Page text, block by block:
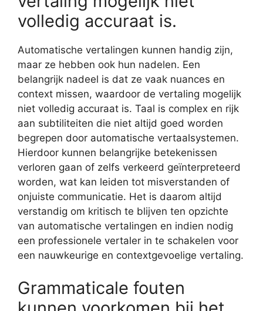
volledig accuraat is.
Automatische vertalingen kunnen handig zijn,
maar ze hebben ook hun nadelen. Een
belangrijk nadeel is dat ze vaak nuances en
context missen, waardoor de vertaling mogelijk
niet volledig accuraat is. Taal is complex en rijk
aan subtiliteiten die niet altijd goed worden
begrepen door automatische vertaalsystemen.
Hierdoor kunnen belangrijke betekenissen
verloren gaan of zelfs verkeerd geïnterpreteerd
worden, wat kan leiden tot misverstanden of
onjuiste communicatie. Het is daarom altijd
verstandig om kritisch te blijven ten opzichte
van automatische vertalingen en indien nodig
een professionele vertaler in te schakelen voor
een nauwkeurige en contextgevoelige vertaling.
Grammaticale fouten